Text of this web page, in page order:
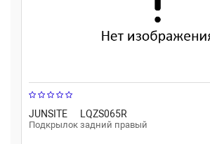
JUNSITE LQZS065R
Подкрылок задний правый